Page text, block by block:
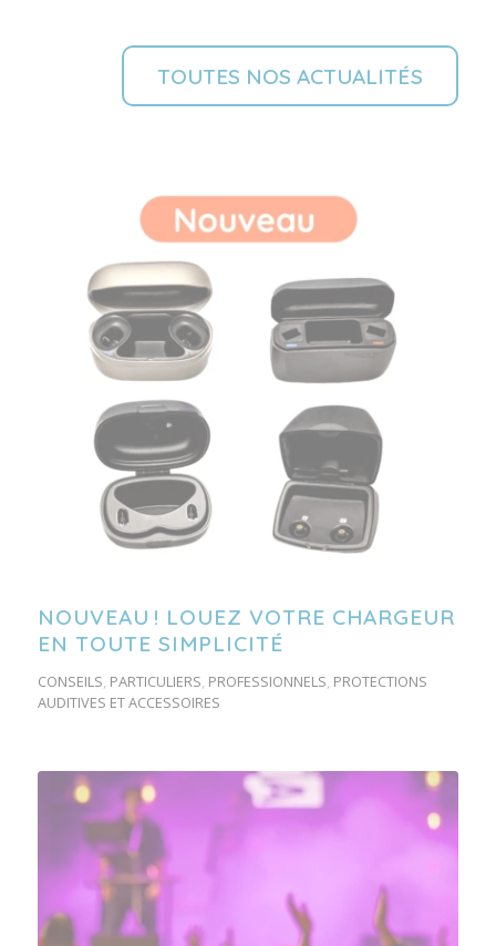
TOUTES NOS ACTUALITÉS
NOUVEAU ! LOUEZ VOTRE CHARGEUR
EN TOUTE SIMPLICITÉ
CONSEILS, PARTICULIERS, PROFESSIONNELS, PROTECTIONS
AUDITIVES ET ACCESSOIRES